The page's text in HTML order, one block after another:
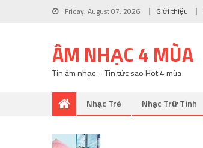
Friday, August 07, 2026 Giới thiệu
ÂM NHẠC 4 MÙA
Tin âm nhạc – Tin tức sao Hot 4 mùa
Nhạc Trẻ Nhạc Trữ Tình